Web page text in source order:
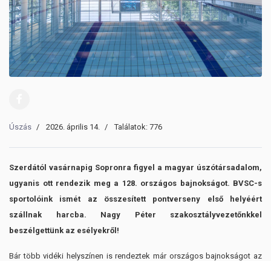
Úszás 2026. április 14. Találatok: 776
Szerdától vasárnapig Sopronra figyel a magyar úszótársadalom,
ugyanis ott rendezik meg a 128. országos bajnokságot. BVSC-s
sportolóink ismét az összesített pontverseny első helyéért
szállnak harcba. Nagy Péter szakosztályvezetőnkkel
beszélgettünk az esélyekről!
Bár több vidéki helyszínen is rendeztek már országos bajnokságot az